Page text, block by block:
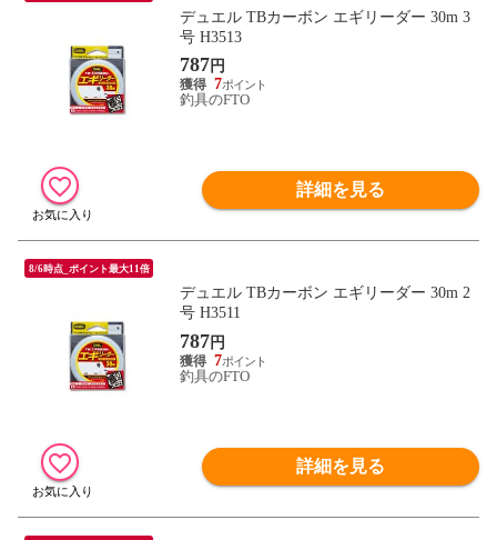
デュエル TBカーボン エギリーダー 30m 3
号 H3513
787 円
7
釣具のFTO
詳細を見る
8/6時点_ポイント最大11倍
デュエル TBカーボン エギリーダー 30m 2
号 H3511
787 円
7
釣具のFTO
詳細を見る